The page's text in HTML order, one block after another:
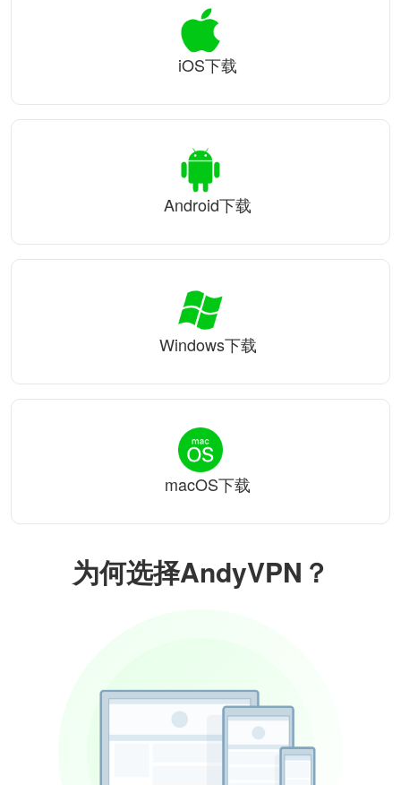
为何选择AndyVPN？
iOS下载
Android下载
Windows下载
macOS下载